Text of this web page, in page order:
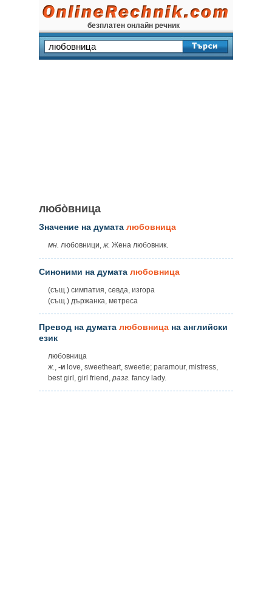
безплатен онлайн речник
любо̀вница
Значение на думата любовница
мн. любовници,ж. Жена любовник.
Синоними на думата любовница
(същ.) симпатия, севда, изгора
(същ.) държанка, метреса
Превод на думата любовница на английски
език
любовница
ж., -и love, sweetheart, sweetie; paramour, mistress,
best girl, girl friend, разг. fancy lady.